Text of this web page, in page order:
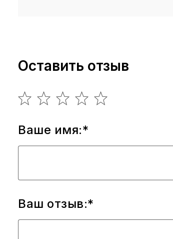
Оставить отзыв
Ваше имя:*
Ваш отзыв:*